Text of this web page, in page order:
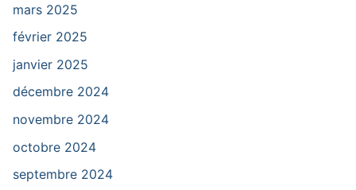
mars 2025
février 2025
janvier 2025
décembre 2024
novembre 2024
octobre 2024
septembre 2024